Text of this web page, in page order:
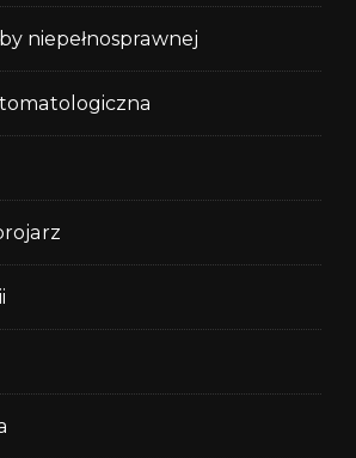
niepełnosprawnej